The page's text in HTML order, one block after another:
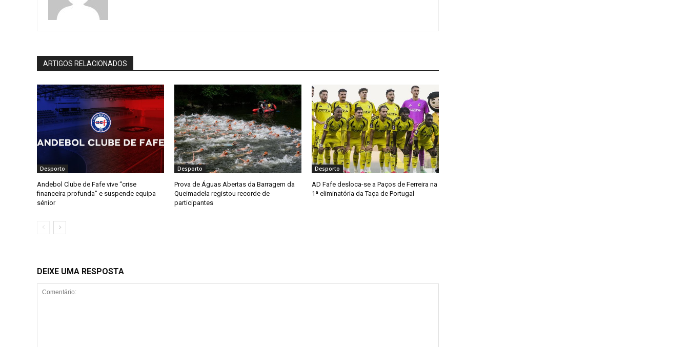
ARTIGOS RELACIONADOS
Desporto
Andebol Clube de Fafe vive “crise
financeira profunda” e suspende equipa
sénior
Desporto
Prova de Águas Abertas da Barragem da
Queimadela registou recorde de
participantes
Desporto
AD Fafe desloca-se a Paços de Ferreira na
1ª eliminatória da Taça de Portugal
DEIXE UMA RESPOSTA